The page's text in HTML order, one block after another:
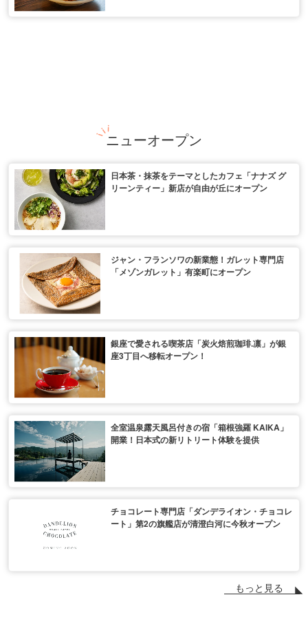
ニューオープン
日本茶・抹茶をテーマとしたカフェ「ナナズ グ
リーンティー」新店が自由が丘にオープン
ジャン・フランソワの新業態！ガレット専門店
「メゾンガレット」有楽町にオープン
銀座で愛される喫茶店「炭火焙煎珈琲.凛」が銀
座3丁目へ移転オープン！
全室温泉露天風呂付きの宿「箱根強羅 KAIKA」
開業！日本式の新リトリート体験を提供
チョコレート専門店「ダンデライオン・チョコレ
ート」第2の旗艦店が清澄白河に今秋オープン
もっと見る